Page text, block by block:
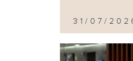
...
31/07/